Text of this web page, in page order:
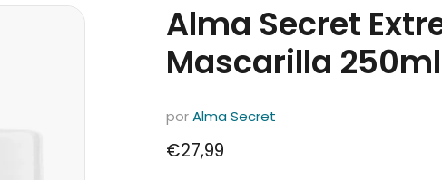
Alma Secret
Mascarilla 250ml
porAlma Secret
Precio actual
€27,99